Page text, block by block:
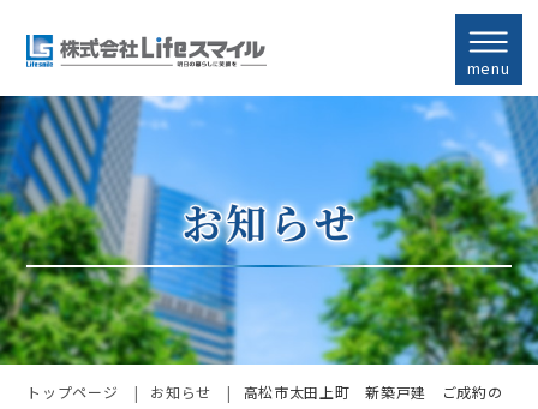
menu
トップページ お知らせ
高松市太田上町 新築戸建 ご成約の